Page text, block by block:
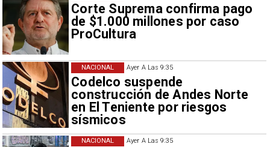
Corte Suprema confirma pago
de $1.000 millones por caso
ProCultura
Ayer A Las 9:35
Codelco suspende
construcción de Andes Norte
en El Teniente por riesgos
sísmicos
NACIONAL
Ayer A Las 9:35
NACIONAL